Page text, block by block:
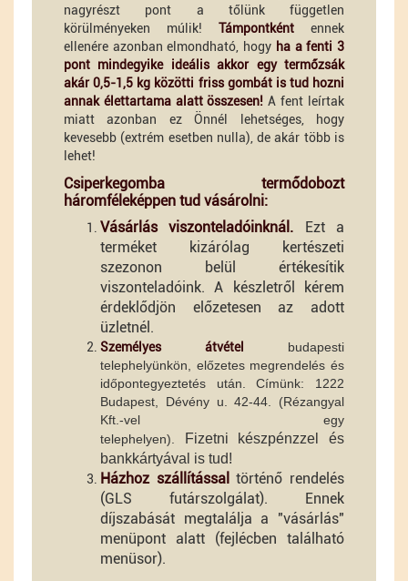
nagyrészt pont a tőlünk független
körülményeken múlik! Támpontként ennek
ellenére azonban elmondható, hogy ha a fenti 3
pont mindegyike ideális akkor egy termőzsák
akár 0,5-1,5 kg közötti friss gombát is tud hozni
annak élettartama alatt összesen! A fent leírtak
miatt azonban ez Önnél lehetséges, hogy
kevesebb (extrém esetben nulla), de akár több is
lehet!
Csiperkegomba termődobozt
háromféleképpen tud vásárolni:
Vásárlás viszonteladóinknál. Ezt a
terméket kizárólag kertészeti
szezonon belül értékesítik
viszonteladóink. A készletről kérem
érdeklődjön előzetesen az adott
üzletnél.
Személyes átvétel
budapesti
telephelyünkön, előzetes megrendelés és
időpontegyeztetés után. Címünk: 1222
Budapest, Dévény u. 42-44. (Rézangyal
Kft.-vel egy
telephelyen).
Fizetni készpénzzel és
bankkártyával is tud!
Házhoz szállítással történő rendelés
(GLS futárszolgálat). Ennek
díjszabását megtalálja a "vásárlás"
menüpont alatt (fejlécben található
menüsor).